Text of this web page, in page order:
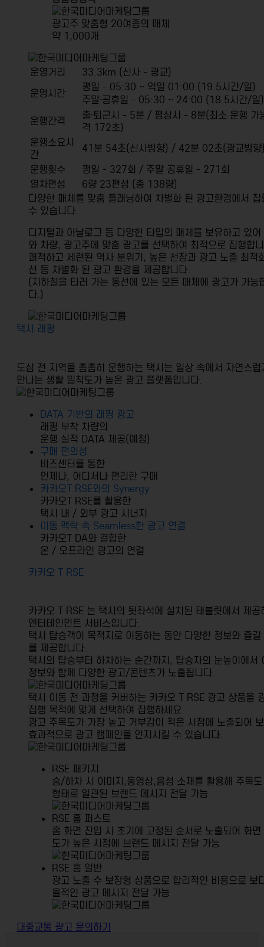
광고주 맞춤형 20여종의 매체
약 1,000개
운영거리
33.3km (신사 - 광교)
운영시간
평일 - 05:30 ~ 익일 01:00 (19.5시간/일)
주말·공휴일 - 05:30 ~ 24:00 (18.5시간/일)
운행간격
출·퇴근시 - 5분 / 평상시 - 8분(최소 운행 가
격 172초)
운행소요시
간
41분 54초(신사방향) / 42분 02초(광교방향
운행횟수
평일 - 327회 / 주말 공휴일 - 271회
열차편성
6량 23편성 (총 138량)
다양한 매체를 맞춤 플래닝하여 차별화 된 광고환경에서 집
수 있습니다.
디지털과 아날로그 등 다양한 타입의 매체를 보유하고 있어
와 차량, 광고주에 맞춤 광고를 선택하여 최적으로 집행합
쾌적하고 세련된 역사 분위기, 높은 천장과 광고 노출 최적
선 등 차별화 된 광고 환경을 제공합니다.
(지하철을 타러 가는 동선에 있는 모든 매체에 광고가 가능
다.)
택시 래핑
도심 전 지역을 촘촘히 운행하는 택시는 일상 속에서 자연스럽
만나는 생활 밀착도가 높은 광고 플랫폼입니다.
DATA 기반의 래핑 광고
래핑 부착 차량의
운행 실적 DATA 제공(예정)
구매 편의성
비즈센터를 통한
언제나, 어디서나 편리한 구매
카카오T RSE와의 Synergy
카카오T RSE를 활용한
택시 내 / 외부 광고 시너지
이동 맥락 속 Seamless한 광고 연결
카카오T DA와 결합한
온 / 오프라인 광고의 연결
카카오 T RSE
카카오 T RSE 는 택시의 뒷좌석에 설치된 태블릿에서 제공
엔터테인먼트 서비스입니다.
택시 탑승객이 목적지로 이동하는 동안 다양한 정보와 즐길
를 제공합니다.
택시의 탑승부터 하차하는 순간까지, 탑승자의 눈높이에서
정보와 함께 다양한 광고/콘텐츠가 노출됩니다.
택시 이동 전 과정을 커버하는 카카오 T RSE 광고 상품을
집행 목적에 맞게 선택하여 집행하세요.
광고 주목도가 가장 높고 거부감이 적은 시점에 노출되어
효과적으로 광고 캠페인을 인지시킬 수 있습니다.
RSE 패키지
승/하차 시 이미지,동영상,음성 소재를 활용해 주목
형태로 일관된 브랜드 메시지 전달 가능
RSE 홈 퍼스트
홈 화면 진입 시 초기에 고정된 순서로 노출되어 화면
도가 높은 시점에 브랜드 메시지 전달 가능
RSE 홈 일반
광고 노출 수 보장형 상품으로 합리적인 비용으로 보
율적인 광고 메시지 전달 가능
대중교통 광고 문의하기